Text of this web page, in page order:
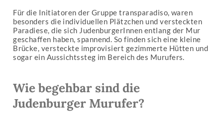
Für die Initiatoren der Gruppe transparadiso, waren
besonders die individuellen Plätzchen und versteckten
Paradiese, die sich JudenburgerInnen entlang der Mur
geschaffen haben, spannend. So finden sich eine kleine
Brücke, versteckte improvisiert gezimmerte Hütten und
sogar ein Aussichtssteg im Bereich des Murufers.
Wie begehbar sind die
Judenburger Murufer?